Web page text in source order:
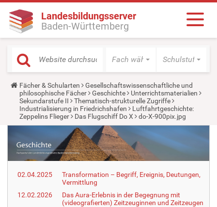
Landesbildungsserver
Baden-Württemberg
Fach wählen Schulstufe
Y
o
u
a
r
e
r
e
:
Fächer & Schularten
Gesellschaftswissenschaftliche und
philosophische Fächer
Geschichte
Unterrichtsmaterialien
Sekundarstufe II
Thematisch-strukturelle Zugriffe
Industrialisierung in Friedrichshafen
Luftfahrtgeschichte:
Zeppelins Flieger
Das Flugschiff Do X do-X-900pix.jpg
02.04.2025
Transformation – Begriff, Ereignis, Deutungen,
Vermittlung
12.02.2026
Das Aura-Erlebnis in der Begegnung mit
(videografierten) Zeitzeuginnen und Zeitzeugen